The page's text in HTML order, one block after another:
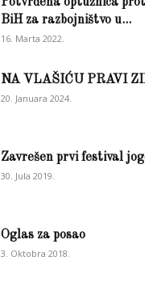
BiH za razbojništvo u...
16. Marta 2022.
NA VLAŠIĆU PRAVI
20. Januara 2024.
Zavrešen prvi festival
30. Jula 2019.
Oglas za posao
3. Oktobra 2018.